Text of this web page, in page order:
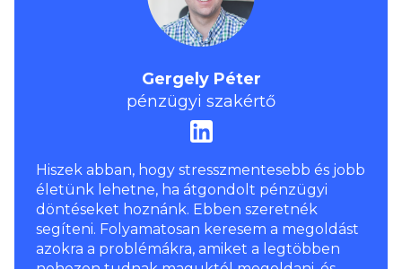
Gergely Péter
pénzügyi szakértő
Hiszek abban, hogy stresszmentesebb és jobb
életünk lehetne, ha átgondolt pénzügyi
döntéseket hoznánk. Ebben szeretnék
segíteni. Folyamatosan keresem a megoldást
azokra a problémákra, amiket a legtöbben